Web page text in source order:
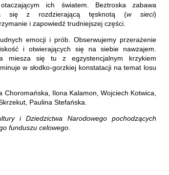
ich światem. Beztroska zabawa
się z rozdzierającą tęsknotą (w sieci)
i zapowiedź trudniejszej części.
emocji i prób. Obserwujemy przerażenie
i otwierających się na siebie nawzajem.
miesza się tu z egzystencjalnym krzykiem
w słodko-gorzkiej konstatacji na temat losu
Ilona Kalamon, Wojciech Kotwica,
Paulina Stefańska.
i Dziedzictwa Narodowego pochodzących
funduszu celowego.